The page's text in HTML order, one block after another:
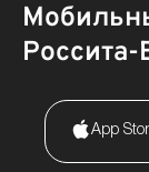
Россита-
App